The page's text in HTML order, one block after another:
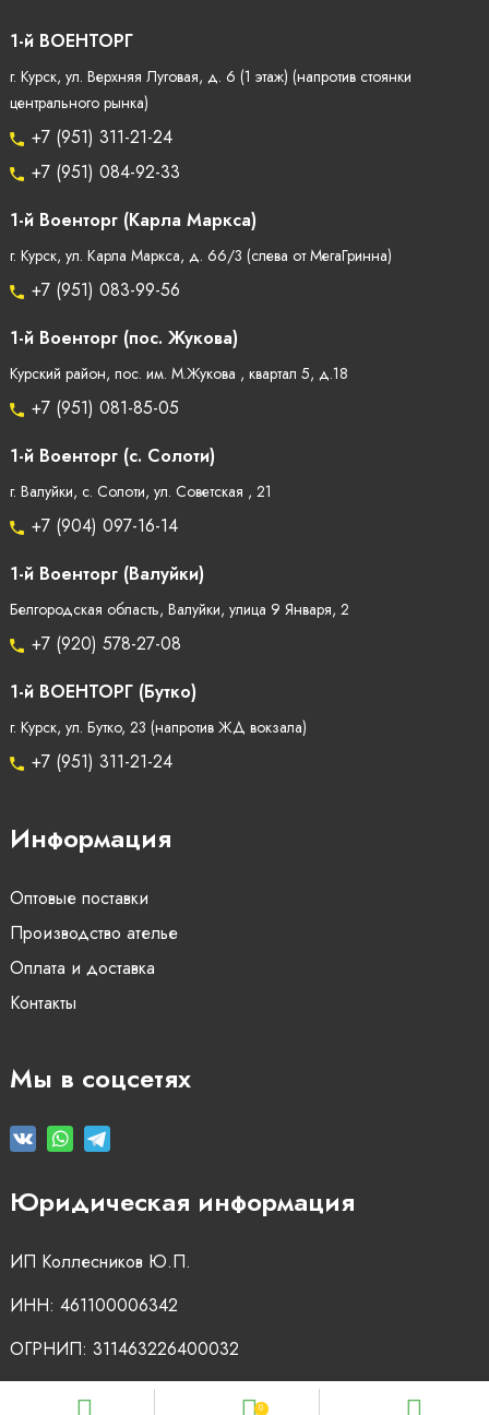
0
1-й ВОЕНТОРГ
г. Курск, ул. Верхняя Луговая, д. 6 (1 этаж) (напротив стоянки
центрального рынка)
+7 (951) 311-21-24
+7 (951) 084-92-33
1-й Военторг (Карла Маркса)
г. Курск, ул. Карла Маркса, д. 66/3 (слева от МегаГринна)
+7 (951) 083-99-56
1-й Военторг (пос. Жукова)
Курский район, пос. им. М.Жукова , квартал 5, д.18
+7 (951) 081-85-05
1-й Военторг (с. Солоти)
г. Валуйки, с. Солоти, ул. Советская , 21
+7 (904) 097-16-14
1-й Военторг (Валуйки)
Белгородская область, Валуйки, улица 9 Января, 2
+7 (920) 578-27-08
1-й ВОЕНТОРГ (Бутко)
г. Курск, ул. Бутко, 23 (напротив ЖД вокзала)
+7 (951) 311-21-24
Информация
Оптовые поставки
Производство ателье
Оплата и доставка
Контакты
Мы в соцсетях
Юридическая информация
ИП Коллесников Ю.П.
ИНН: 461100006342
ОГРНИП: 311463226400032